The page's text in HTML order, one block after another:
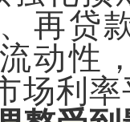
再贷
动性
场利